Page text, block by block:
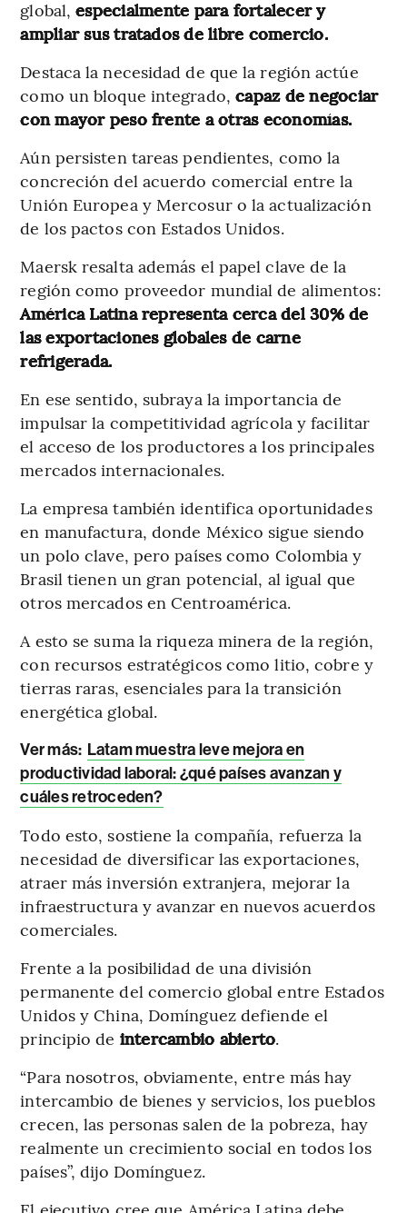
global,especialmente para fortalecer y
ampliar sus tratados de libre comercio.
Destaca la necesidad de que la región actúe
como un bloque integrado, capaz de negociar
con mayor peso frente a otras economías.
Aún persisten tareas pendientes, como la
concreción del acuerdo comercial entre la
Unión Europea y Mercosur o la actualización
de los pactos con Estados Unidos.
Maersk resalta además el papel clave de la
región como proveedor mundial de alimentos:
América Latina representa cerca del 30% de
las exportaciones globales de carne
refrigerada.
En ese sentido, subraya la importancia de
impulsar la competitividad agrícola y facilitar
el acceso de los productores a los principales
mercados internacionales.
La empresa también identifica oportunidades
en manufactura, donde México sigue siendo
un polo clave, pero países como Colombia y
Brasil tienen un gran potencial, al igual que
otros mercados en Centroamérica.
A esto se suma la riqueza minera de la región,
con recursos estratégicos como litio, cobre y
tierras raras, esenciales para la transición
energética global.
Ver más: Latam muestra leve mejora en
productividad laboral: ¿qué países avanzan y
cuáles retroceden?
Todo esto, sostiene la compañía, refuerza la
necesidad de diversificar las exportaciones,
atraer más inversión extranjera, mejorar la
infraestructura y avanzar en nuevos acuerdos
comerciales.
Frente a la posibilidad de una división
permanente del comercio global entre Estados
Unidos y China, Domínguez defiende el
principio de intercambio abierto.
“Para nosotros, obviamente, entre más hay
intercambio de bienes y servicios, los pueblos
crecen, las personas salen de la pobreza, hay
realmente un crecimiento social en todos los
países”, dijo Domínguez.